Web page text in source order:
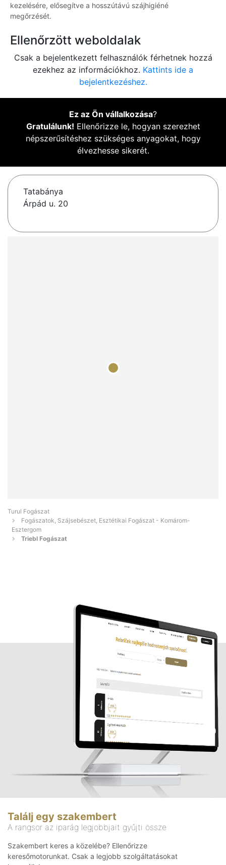
kezelésére, elősegítve a hosszútávú szájhigiéné
megőrzését.
Ellenőrzött weboldalak
Csak a bejelentkezett felhasználók férhetnek hozzá
ezekhez az információkhoz. Kattints ide a
bejelentkezéshez.
Ez az Ön vállalkozása?
Gratulálunk! Ellenőrizze le, hogyan szerezhet
népszerűsítéshez szükséges anyagokat, hogy
élvezhesse sikerét.
Tatabánya
Árpád u. 20
Turul Fogászat
Fogászatok, Szájsebészet, Esztétikai Fogászat - Komárom-
Esztergom
Triebl Fogászat
Találj egy szakembert
A rangsor az iparág legjobbjait gyűjti össze
Szakembert keres a közelébe? Ellenőrizze
keresőmotorunkat. Csak a legjobb szolgáltatásokat